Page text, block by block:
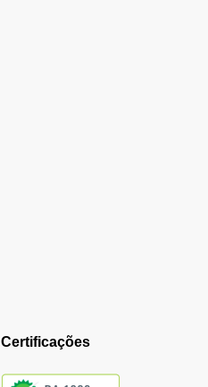
Certificações